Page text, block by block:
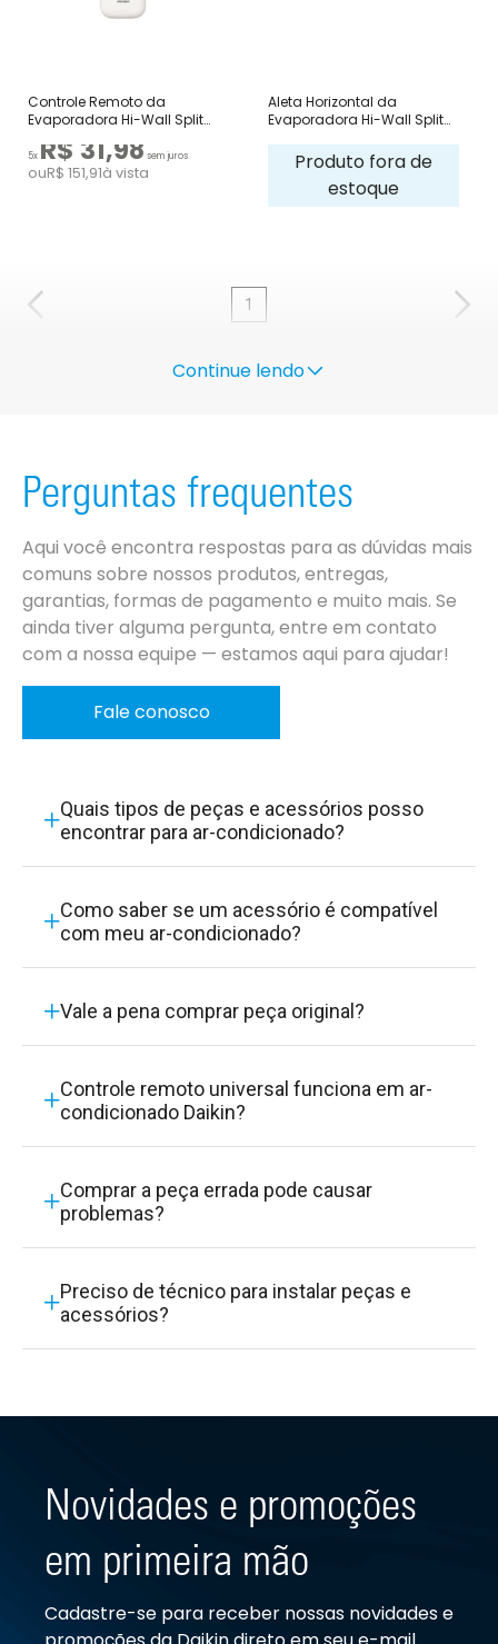
Controle Remoto da
Evaporadora Hi-Wall Split
5x R$ 31,98 sem juros
ouR$ 151,91à vista
Aleta Horizontal da
Evaporadora Hi-Wall Split
Produto fora de
estoque
1
Continue lendo
Perguntas frequentes
Aqui você encontra respostas para as dúvidas mais
comuns sobre nossos produtos, entregas,
garantias, formas de pagamento e muito mais. Se
ainda tiver alguma pergunta, entre em contato
com a nossa equipe — estamos aqui para ajudar!
Fale conosco
Quais tipos de peças e acessórios posso
encontrar para ar-condicionado?
Como saber se um acessório é compatível
com meu ar-condicionado?
Vale a pena comprar peça original?
Controle remoto universal funciona em ar-
condicionado Daikin?
Comprar a peça errada pode causar
problemas?
Preciso de técnico para instalar peças e
acessórios?
Novidades e promoções
em primeira mão
Cadastre-se para receber nossas novidades e